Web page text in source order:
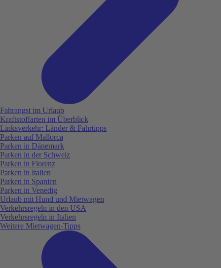
Fahrangst im Urlaub
Kraftstoffarten im Überblick
Linksverkehr: Länder & Fahrtipps
Parken auf Mallorca
Parken in Dänemark
Parken in der Schweiz
Parken in Florenz
Parken in Italien
Parken in Spanien
Parken in Venedig
Urlaub mit Hund und Mietwagen
Verkehrsregeln in den USA
Verkehrsregeln in Italien
Weitere Mietwagen-Tipps